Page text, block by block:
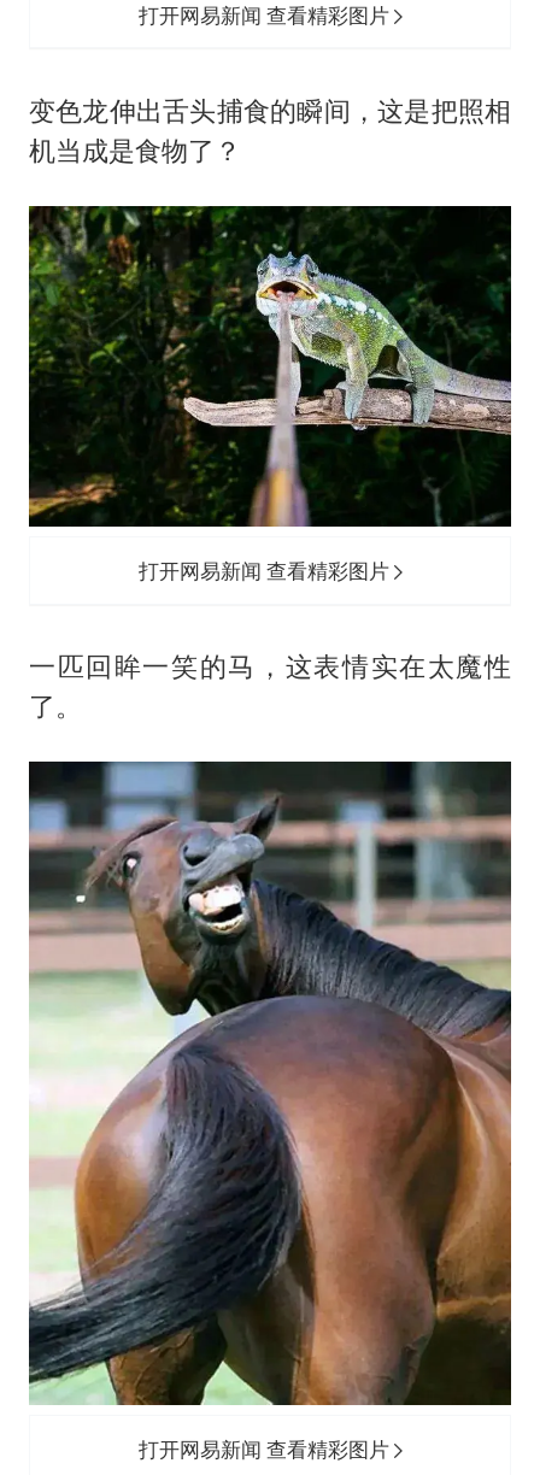
打开网易新闻 查看精彩图片
变色龙伸出舌头捕食的瞬间，这是把照相
机当成是食物了？
打开网易新闻 查看精彩图片
一匹回眸一笑的马，这表情实在太魔性
了。
打开网易新闻 查看精彩图片